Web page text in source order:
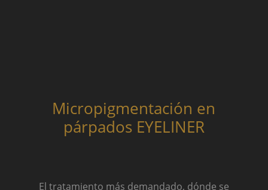
Micropigmentación en
párpados EYELINER
El tratamiento más demandado, dónde se